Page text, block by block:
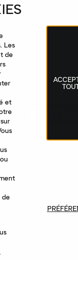
de produits
|Français
Les
de
et
de
TOUT